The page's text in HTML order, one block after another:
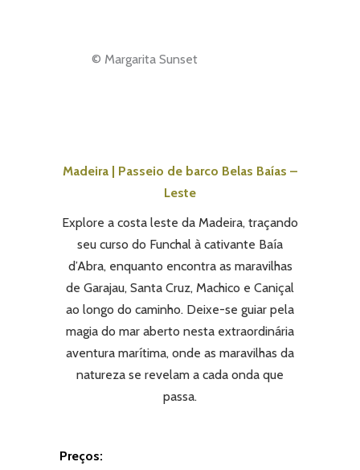
© Margarita Sunset
Madeira | Passeio de barco Belas Baías –
Leste
Explore a costa leste da Madeira, traçando
seu curso do Funchal à cativante Baía
d’Abra, enquanto encontra as maravilhas
de Garajau, Santa Cruz, Machico e Caniçal
ao longo do caminho. Deixe-se guiar pela
magia do mar aberto nesta extraordinária
aventura marítima, onde as maravilhas da
natureza se revelam a cada onda que
passa.
Preços: